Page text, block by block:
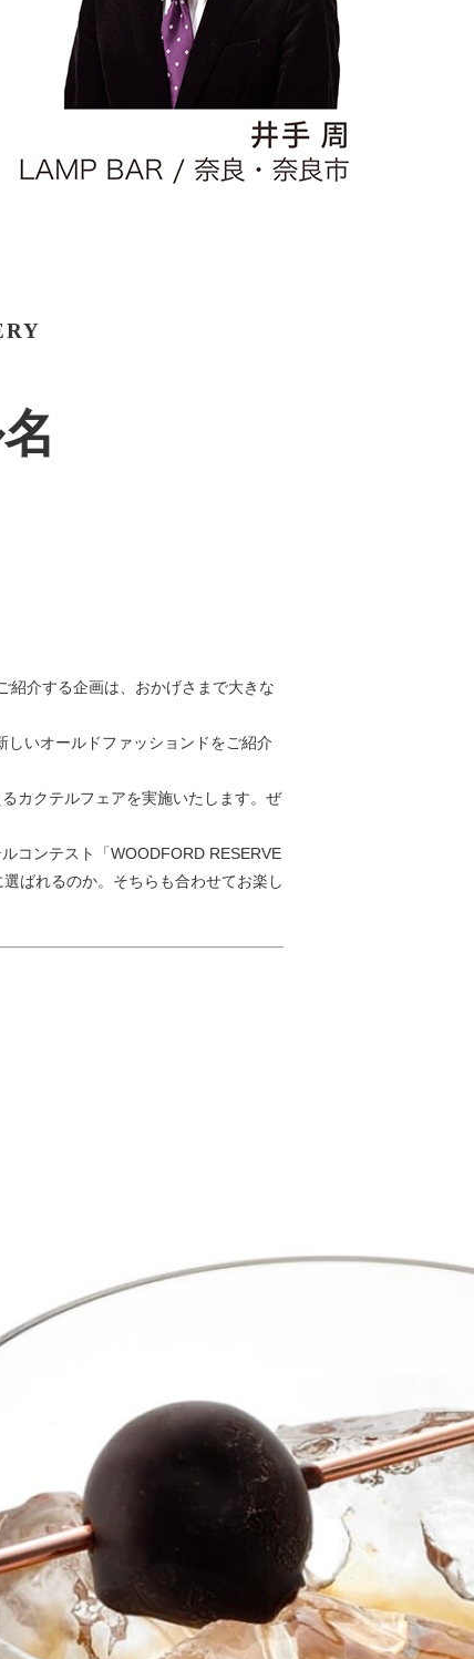
紹介する企画は、おかげさまで大きな
いオールドファッションドをご紹介
カクテルフェアを実施いたします。ぜ
コンテスト「WOODFORD RESERVE
ばれるのか。そちらも合わせてお楽し